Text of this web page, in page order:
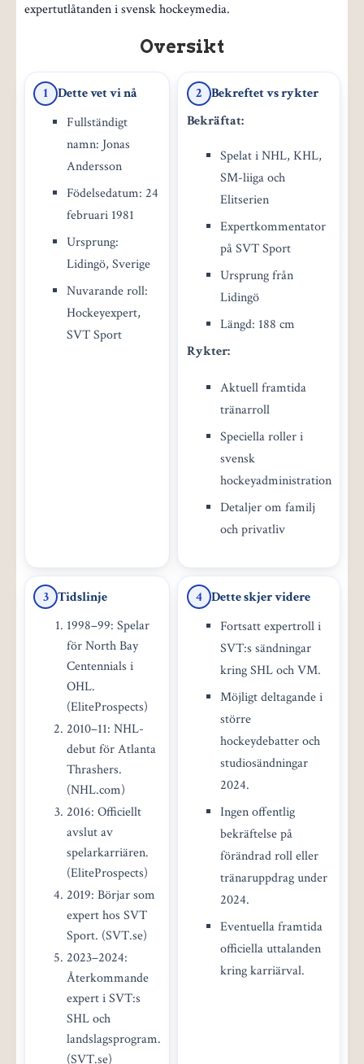
expertutlåtanden i svensk hockeymedia.
Oversikt
1 Dette vet vi nå
Fullständigt
namn: Jonas
Andersson
Födelsedatum: 24
februari 1981
Ursprung:
Lidingö, Sverige
Nuvarande roll:
Hockeyexpert,
SVT Sport
2 Bekreftet vs rykter
Bekräftat:
Spelat i NHL, KHL,
SM-liiga och
Elitserien
Expertkommentator
på SVT Sport
Ursprung från
Lidingö
Längd: 188 cm
Rykter:
Aktuell framtida
tränarroll
Speciella roller i
svensk
hockeyadministration
Detaljer om familj
och privatliv
3 Tidslinje
1998–99: Spelar
för North Bay
Centennials i
OHL.
(EliteProspects)
2010–11: NHL-
debut för Atlanta
Thrashers.
(NHL.com)
2016: Officiellt
avslut av
spelarkarriären.
(EliteProspects)
2019: Börjar som
expert hos SVT
Sport. (SVT.se)
2023–2024:
Återkommande
expert i SVT:s
SHL och
landslagsprogram.
(SVT.se)
4 Dette skjer videre
Fortsatt expertroll i
SVT:s sändningar
kring SHL och VM.
Möjligt deltagande i
större
hockeydebatter och
studiosändningar
2024.
Ingen offentlig
bekräftelse på
förändrad roll eller
tränaruppdrag under
2024.
Eventuella framtida
officiella uttalanden
kring karriärval.